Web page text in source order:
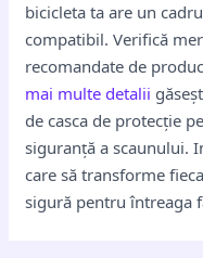
bicicleta ta are un
compatibil. Verifică
recomandate de
mai multe detalii
de casca de protecție
siguranță a scaunului.
care să transforme
sigură pentru întreaga